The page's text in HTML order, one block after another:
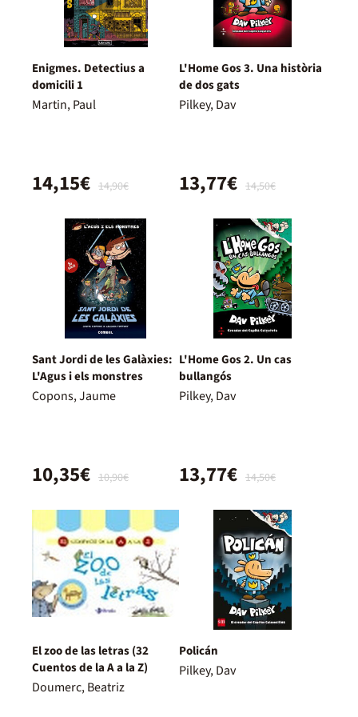
Enigmes. Detectius a
domicili 1
Martin, Paul
14,90€
14,15€
L'Home Gos 3. Una història
de dos gats
Pilkey, Dav
14,50€
13,77€
Sant Jordi de les Galàxies:
L'Agus i els monstres
Copons, Jaume
10,90€
10,35€
L'Home Gos 2. Un cas
bullangós
Pilkey, Dav
14,50€
13,77€
El zoo de las letras (32
Cuentos de la A a la Z)
Doumerc, Beatriz
Policán
Pilkey, Dav